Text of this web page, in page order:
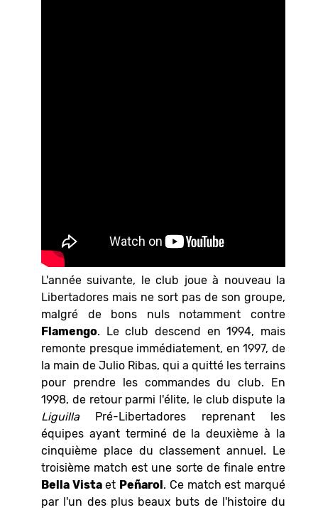
L'année suivante, le club joue à nouveau la
Libertadores mais ne sort pas de son groupe,
malgré de bons nuls notamment contre
Flamengo. Le club descend en 1994, mais
remonte presque immédiatement, en 1997, de
la main de Julio Ribas, qui a quitté les terrains
pour prendre les commandes du club. En
1998, de retour parmi l'élite, le club dispute la
LiguillaPré-Libertadores reprenant les
équipes ayant terminé de la deuxième à la
cinquième place du classement annuel. Le
troisième match est une sorte de finale entre
Bella Vistaet Peñarol . Ce match est marqué
par l'un des plus beaux buts de l'histoire du